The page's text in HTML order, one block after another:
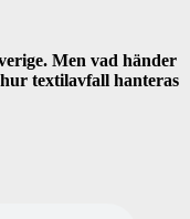
Men vad händer
textilavfall hanteras